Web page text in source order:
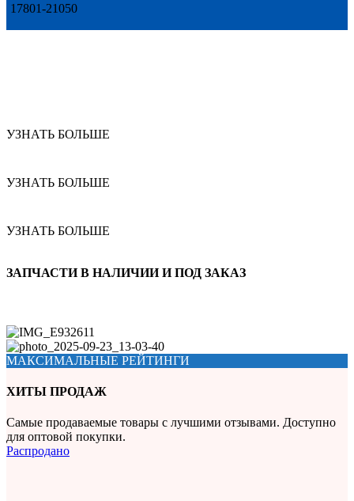
17801-21050
УЗНАТЬ БОЛЬШЕ
УЗНАТЬ БОЛЬШЕ
УЗНАТЬ БОЛЬШЕ
ЗАПЧАСТИ В НАЛИЧИИ И ПОД ЗАКАЗ
МАКСИМАЛЬНЫЕ РЕЙТИНГИ
ХИТЫ ПРОДАЖ
Самые продаваемые товары с лучшими отзывами. Доступно
для оптовой покупки.
Распродано